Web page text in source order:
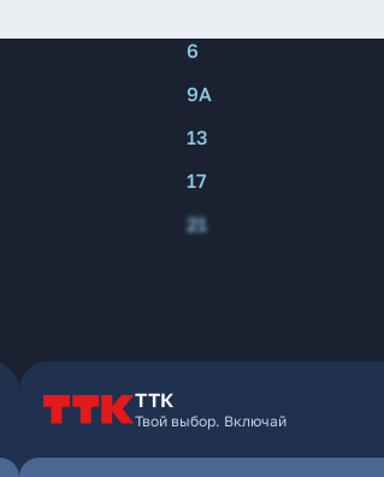
6
9А
13
17
21
ТТК
Твой выбор. Включай